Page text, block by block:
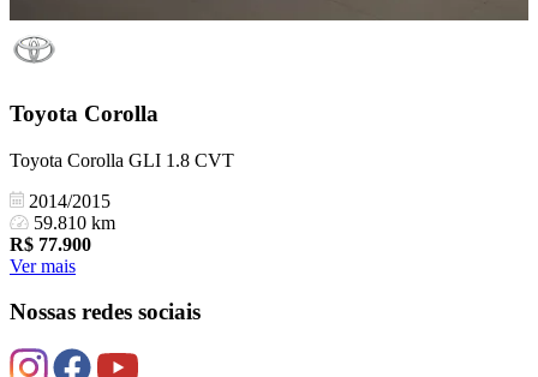
Toyota Corolla
Toyota Corolla GLI 1.8 CVT
2014/2015
59.810 km
R$ 77.900
Ver mais
Nossas redes sociais